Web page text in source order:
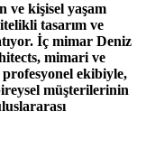
ve kişisel yaşam
tasarım ve
İç mimar Deniz
mimari ve
profesyonel ekibiyle,
müşterilerinin